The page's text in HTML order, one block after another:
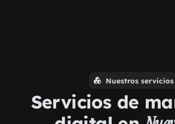
Nuestros servicios
Servicios de